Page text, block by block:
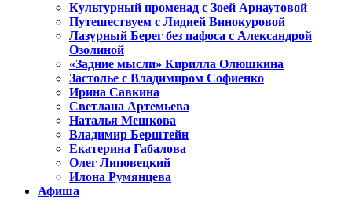
Культурный променад с Зоей Арнаутовой
Путешествуем с Лидией Винокуровой
Лазурный Берег без пафоса с Александрой
Озолиной
«Задние мысли» Кирилла Олюшкина
Застолье с Владимиром Софиенко
Ирина Савкина
Светлана Артемьева
Наталья Мешкова
Владимир Берштейн
Екатерина Габалова
Олег Липовецкий
Илона Румянцева
Афиша